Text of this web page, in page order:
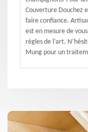
Couverture Douchez
faire confiance.
est en mesure de
règles de l’art.
Mung pour un